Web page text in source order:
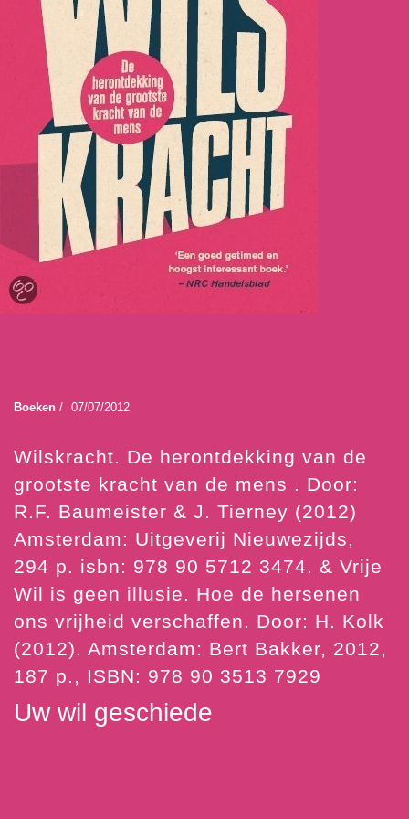
Boeken / 07/07/2012
Wilskracht. De herontdekking van de
grootste kracht van de mens . Door:
R.F. Baumeister & J. Tierney (2012)
Amsterdam: Uitgeverij Nieuwezijds,
294 p. isbn: 978 90 5712 3474. & Vrije
Wil is geen illusie. Hoe de hersenen
ons vrijheid verschaffen. Door: H. Kolk
(2012). Amsterdam: Bert Bakker, 2012,
187 p., ISBN: 978 90 3513 7929
Uw wil geschiede